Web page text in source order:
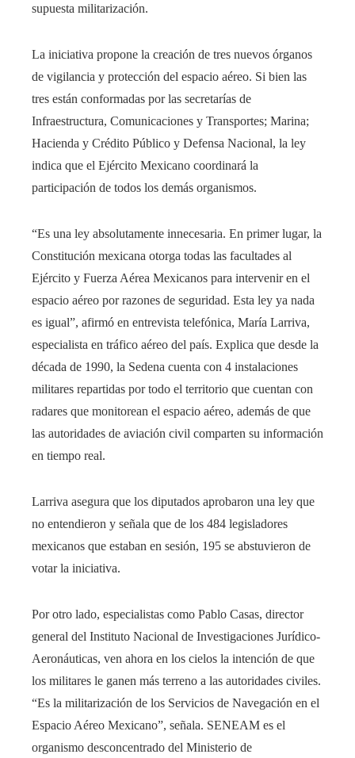
supuesta militarización.
La iniciativa propone la creación de tres nuevos órganos
de vigilancia y protección del espacio aéreo. Si bien las
tres están conformadas por las secretarías de
Infraestructura, Comunicaciones y Transportes; Marina;
Hacienda y Crédito Público y Defensa Nacional, la ley
indica que el Ejército Mexicano coordinará la
participación de todos los demás organismos.
“Es una ley absolutamente innecesaria. En primer lugar, la
Constitución mexicana otorga todas las facultades al
Ejército y Fuerza Aérea Mexicanos para intervenir en el
espacio aéreo por razones de seguridad. Esta ley ya nada
es igual”, afirmó en entrevista telefónica, María Larriva,
especialista en tráfico aéreo del país. Explica que desde la
década de 1990, la Sedena cuenta con 4 instalaciones
militares repartidas por todo el territorio que cuentan con
radares que monitorean el espacio aéreo, además de que
las autoridades de aviación civil comparten su información
en tiempo real.
Larriva asegura que los diputados aprobaron una ley que
no entendieron y señala que de los 484 legisladores
mexicanos que estaban en sesión, 195 se abstuvieron de
votar la iniciativa.
Por otro lado, especialistas como Pablo Casas, director
general del Instituto Nacional de Investigaciones Jurídico-
Aeronáuticas, ven ahora en los cielos la intención de que
los militares le ganen más terreno a las autoridades civiles.
“Es la militarización de los Servicios de Navegación en el
Espacio Aéreo Mexicano”, señala. SENEAM es el
organismo desconcentrado del Ministerio de